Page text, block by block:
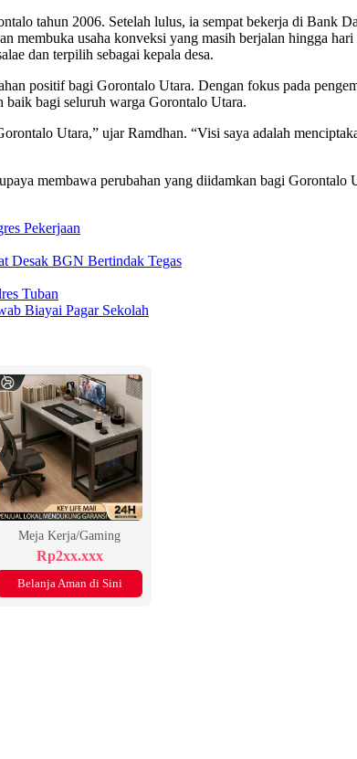
tahun 2006. Setelah lulus, ia sempat bekerja di Bank
membuka usaha konveksi yang masih berjalan hingga hari
dan terpilih sebagai kepala desa.
positif bagi Gorontalo Utara. Dengan fokus pada
baik bagi seluruh warga Gorontalo Utara.
Utara,” ujar Ramdhan. “Visi saya adalah
membawa perubahan yang diidamkan bagi Gorontalo
Pekerjaan
Desak BGN Bertindak Tegas
Tuban
Biayai Pagar Sekolah
Meja Kerja/Gaming
Rp2xx.xxx
Belanja Aman di Sini